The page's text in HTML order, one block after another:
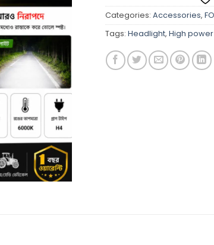
Categories: Accessories,
Tags: Headlight, High power